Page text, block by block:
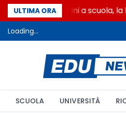
ULTIMA ORA
Canzoni di Guccini a scuola,
Loading...
SCUOLA UNIVERSITÀ